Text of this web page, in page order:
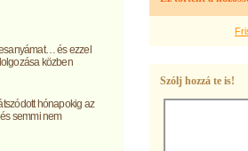
és ezzel
közben
hónapokig az
semmi nem
Szólj hozzá te is!